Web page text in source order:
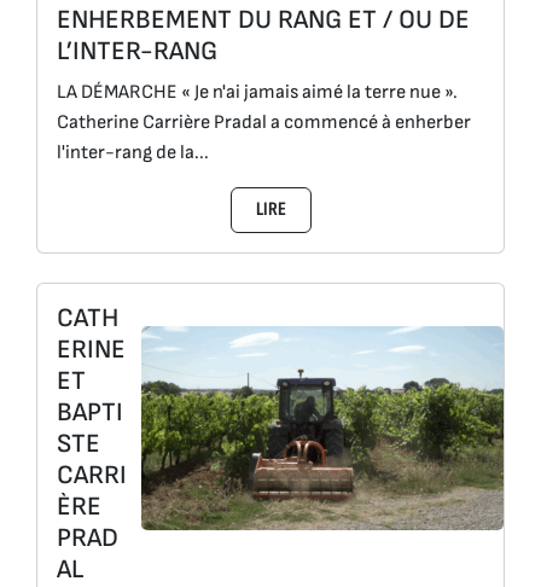
ENHERBEMENT DU RANG ET / OU DE
L’INTER-RANG
LA DÉMARCHE « Je n'ai jamais aimé la terre nue ».
Catherine Carrière Pradal a commencé à enherber
l'inter-rang de la...
LIRE
CATH
ERINE
ET
BAPTI
STE
CARRI
ÈRE
PRAD
AL